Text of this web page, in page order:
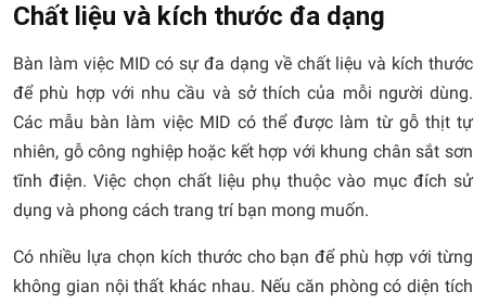
Chất liệu và kích thước đa dạng
Bàn làm việc MID có sự đa dạng về chất liệu và kích thước
để phù hợp với nhu cầu và sở thích của mỗi người dùng.
Các mẫu bàn làm việc MID có thể được làm từ gỗ thịt tự
nhiên, gỗ công nghiệp hoặc kết hợp với khung chân sắt sơn
tĩnh điện. Việc chọn chất liệu phụ thuộc vào mục đích sử
dụng và phong cách trang trí bạn mong muốn.
Có nhiều lựa chọn kích thước cho bạn để phù hợp với từng
không gian nội thất khác nhau. Nếu căn phòng có diện tích